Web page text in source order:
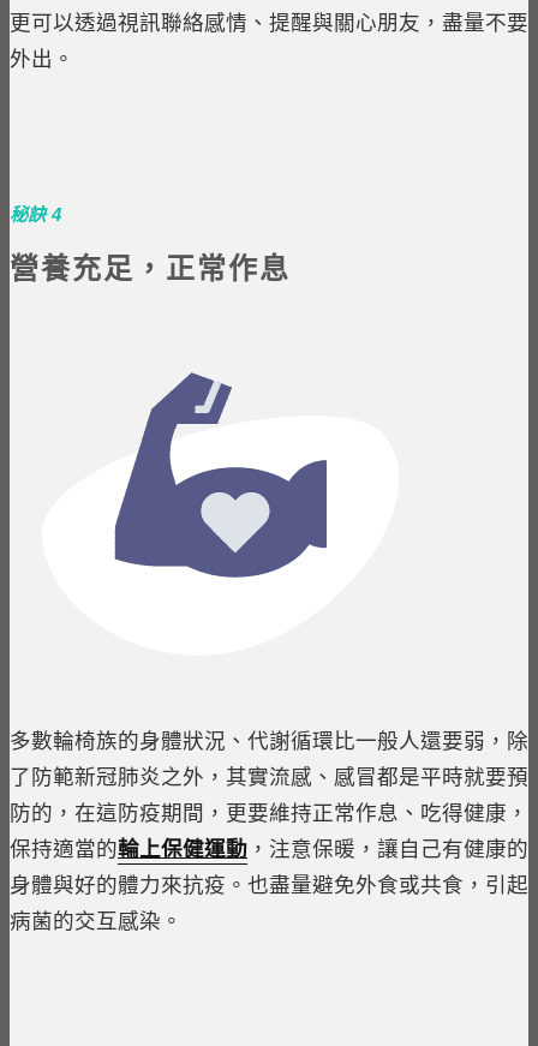
更可以透過視訊聯絡感情、提醒與關心朋友，盡量不要
外出。
秘訣 4
營養充足，正常作息
多數輪椅族的身體狀況、代謝循環比一般人還要弱，除
了防範新冠肺炎之外，其實流感、感冒都是平時就要預
防的，在這防疫期間，更要維持正常作息、吃得健康，
保持適當的輪上保健運動 ，注意保暖，讓自己有健康的
身體與好的體力來抗疫。也盡量避免外食或共食，引起
病菌的交互感染。